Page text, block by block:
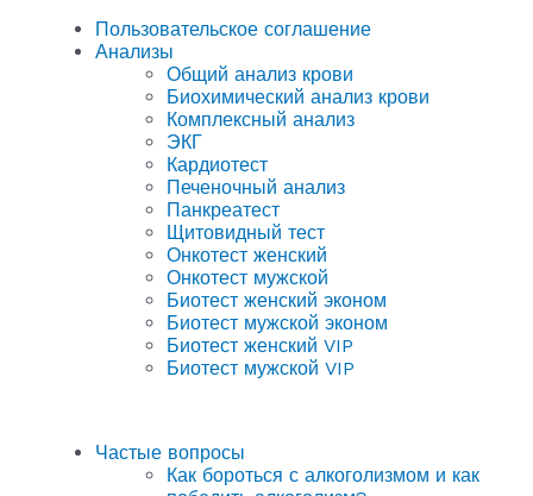
Пользовательское соглашение
Анализы
Общий анализ крови
Биохимический анализ крови
Комплексный анализ
ЭКГ
Кардиотест
Печеночный анализ
Панкреатест
Щитовидный тест
Онкотест женский
Онкотест мужской
Биотест женский эконом
Биотест мужской эконом
Биотест женский VIP
Биотест мужской VIP
Частые вопросы
Как бороться с алкоголизмом и как